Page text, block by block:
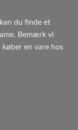
du finde et
Bemærk vi
en vare hos